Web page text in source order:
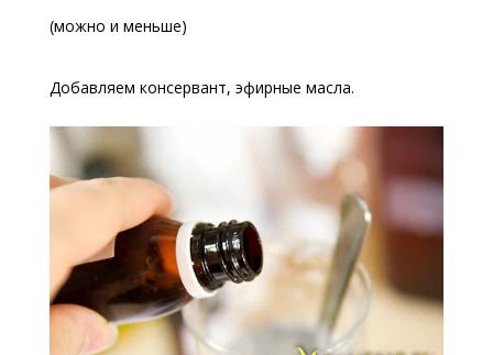
(можно и меньше)
Добавляем консервант, эфирные масла.